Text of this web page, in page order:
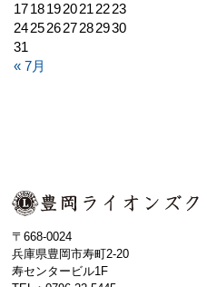
« 7月
1718192021 2223
24252627282930
31
〒668-0024
兵庫県豊岡市寿町2-20
寿センタービル1F